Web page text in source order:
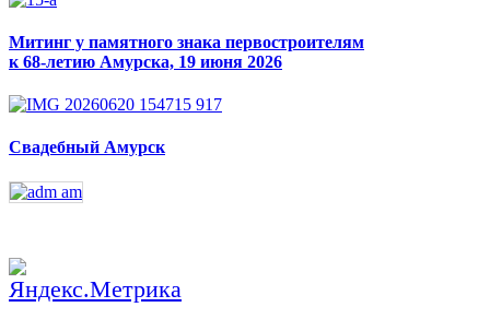
Митинг у памятного знака первостроителям
к 68-летию Амурска, 19 июня 2026
Свадебный Амурск